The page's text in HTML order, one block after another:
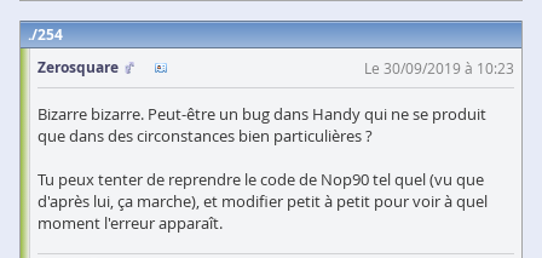
254
Zerosquare
Le 30/09/2019 à 10:23
Bizarre bizarre. Peut-être un bug dans Handy qui ne se produit
que dans des circonstances bien particulières ?
Tu peux tenter de reprendre le code de Nop90 tel quel (vu que
d'après lui, ça marche), et modifier petit à petit pour voir à quel
moment l'erreur apparaît.